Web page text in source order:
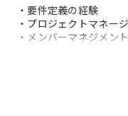
・要件定義の経験
・プロジェクトマネー
・メンバーマネジメン